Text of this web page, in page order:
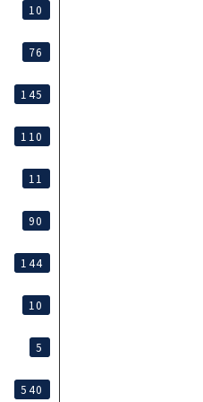
10
76
145
110
11
90
144
10
5
540